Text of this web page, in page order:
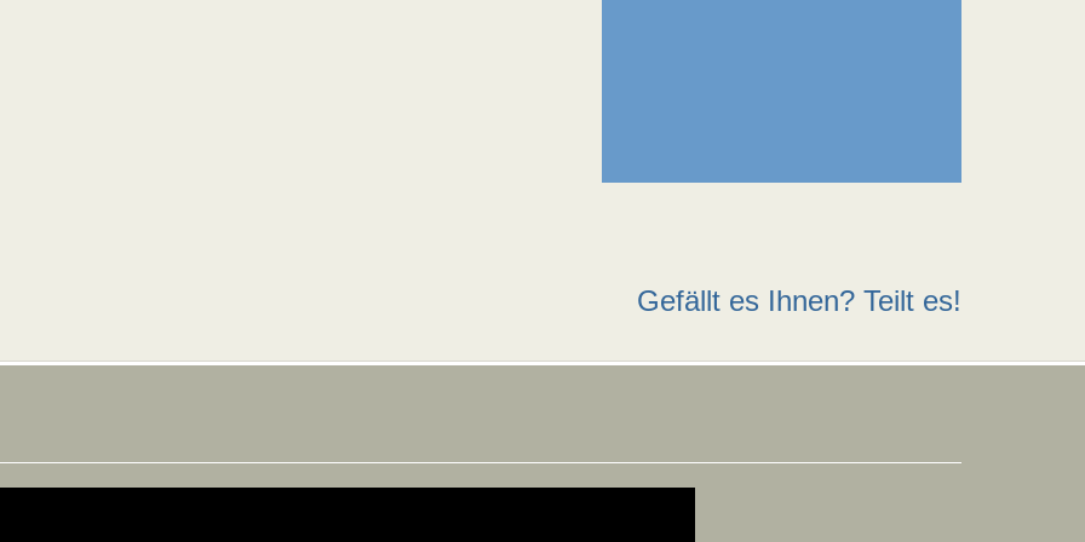
Gefällt es Ihnen? Teilt es!